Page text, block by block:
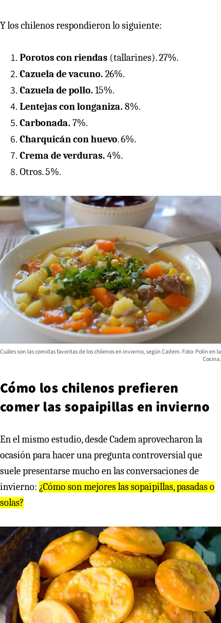
Y los chilenos respondieron lo siguiente:
Porotos con riendas (tallarines). 27%.
Cazuela de vacuno. 26%.
Cazuela de pollo. 15%.
Lentejas con longaniza. 8%.
Carbonada. 7%.
Charquicán con huevo. 6%.
Crema de verduras. 4%.
Otros. 5%.
Cuáles son las comidas favoritas de los chilenos en invierno, según Cadem. Foto: Polin en la
Cocina.
Cómo los chilenos prefieren
comer las sopaipillas en invierno
En el mismo estudio, desde Cadem aprovecharon la
ocasión para hacer una pregunta controversial que
suele presentarse mucho en las conversaciones de
invierno: ¿Cómo son mejores las sopaipillas, pasadas o
solas?